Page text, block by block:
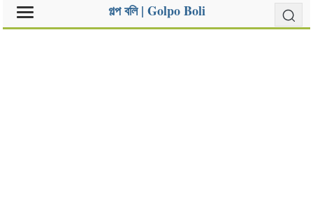
গল্প বলি | Golpo Boli